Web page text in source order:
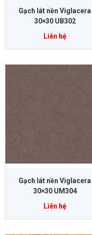
Gạch lát nền Viglacera
30×30 UB302
Liên hệ
Gạch lát nền Viglacera
30×30 UM304
Liên hệ